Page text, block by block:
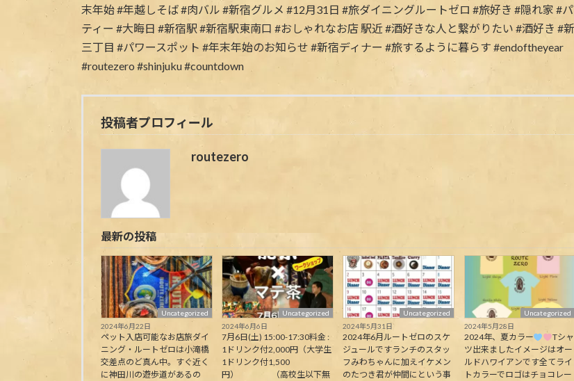
投稿者プロフィール
routezero
最新の投稿
Uncategorized
2024年6月22日
ペット入店可能なお店旅ダイ
ニング・ルートゼロは小滝橋
交差点のど真ん中。すぐ近く
に神田川の遊歩道があるの
Uncategorized
2024年6月6日
7月6日(土) 15:00-17:30料金 :
1ドリンク付2,000円（大学生
1ドリンク付1,500
円） （高校生以下無
Uncategorized
2024年5月31日
2024年6月ルートゼロのスケ
ジュールですランチのスタッ
フみわちゃんに加えイケメン
のたつき君が仲間にという事
Uncategorized
2024年5月28日
2024年、夏カラー
Tシャ
ツ出来ましたイメージはオー
ルドハワイアンです全てライ
トカラーでロゴはチョコレー